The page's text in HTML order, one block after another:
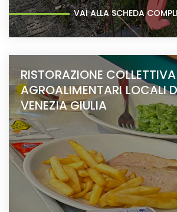
VAI ALLA SCHEDA
RISTORAZIONE COLLETTIVA
AGROALIMENTARI LOCALI
VENEZIA GIULIA